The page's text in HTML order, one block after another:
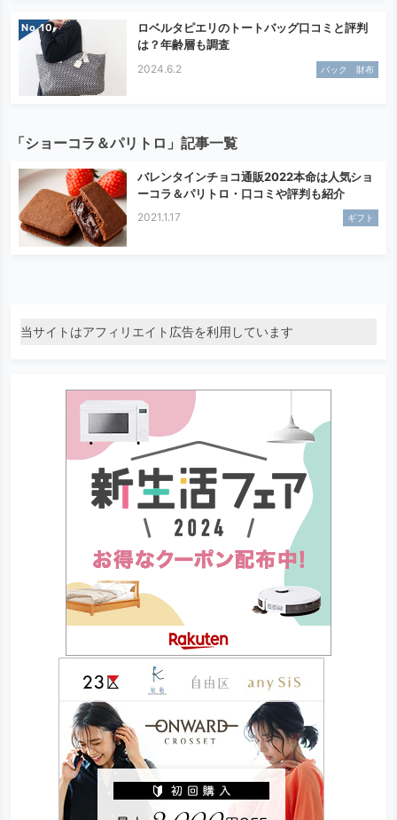
No.
ロベルタピエリのトートバッグ口コミと評判
は？年齢層も調査
2024.6.2 バック 財布
「ショーコラ＆パリトロ」記事一覧
バレンタインチョコ通販2022本命は人気ショ
ーコラ＆パリトロ・口コミや評判も紹介
2021.1.17 ギフト
当サイトはアフィリエイト広告を利用しています